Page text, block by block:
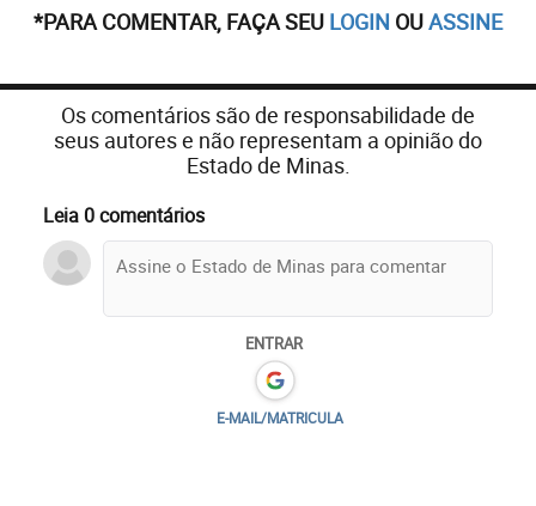
*PARA COMENTAR, FAÇA SEU LOGIN OUASSINE
Os comentários são de responsabilidade de
seus autores e não representam a opinião do
Estado de Minas.
Leia 0 comentários
ENTRAR
E-MAIL/MATRICULA